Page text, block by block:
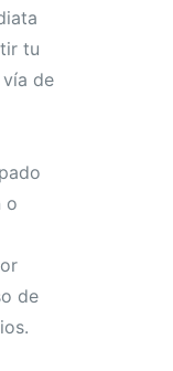
tu
de
o
de